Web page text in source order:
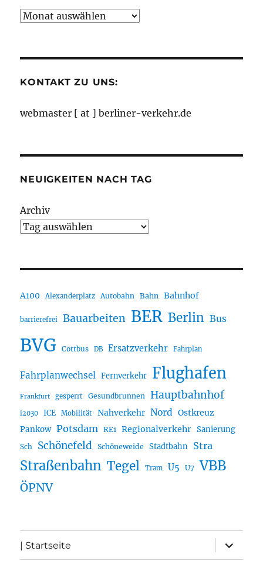
Neuigkeiten
KONTAKT ZU UNS:
webmaster [ at ] berliner-verkehr.de
NEUIGKEITEN NACH TAG
Archiv
A100 Alexanderplatz Autobahn Bahn Bahnhof
barrierefrei Bauarbeiten BER Berlin Bus
BVG Cottbus DB Ersatzverkehr Fahrplan
Fahrplanwechsel Fernverkehr Flughafen
Frankfurt gesperrt Gesundbrunnen Hauptbahnhof
i2030 ICE Mobilität Nahverkehr Nord Ostkreuz
Pankow Potsdam RE1 Regionalverkehr Sanierung
Sch Schönefeld Schöneweide Stadtbahn Stra
Straßenbahn Tegel Tram U5 U7 VBB
ÖPNV
| Startseite
öffnen